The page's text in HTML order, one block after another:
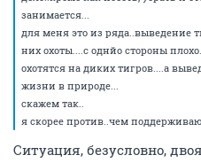
сожержаться не
дело..кроме как поесть,
никто не занимается...
для меня это из
для дальнейшей на них
плохо..с другой...
диких тигров....а
приспособлены к жизни в